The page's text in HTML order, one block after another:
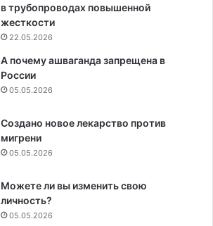
в трубопроводах повышенной
жесткости
22.05.2026
А почему ашваганда запрещена в
России
05.05.2026
Создано новое лекарство против
мигрени
05.05.2026
Можете ли вы изменить свою
личность?
05.05.2026